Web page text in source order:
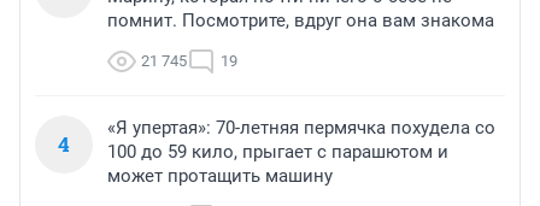
помнит. Посмотрите, вдруг она вам знакома
21 745 19
4
«Я упертая»: 70-летняя пермячка похудела со
100 до 59 кило, прыгает с парашютом и
может протащить машину